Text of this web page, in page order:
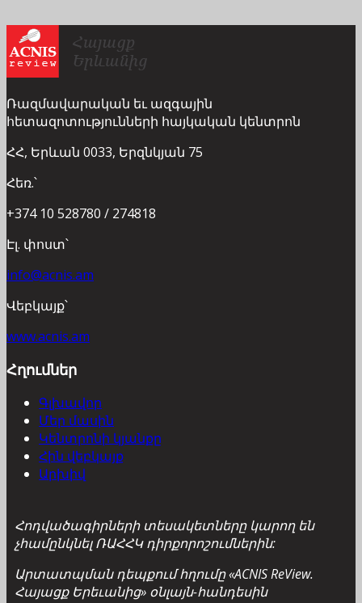
Ռազմավարական եւ ազգային
հետազոտությունների հայկական կենտրոն
ՀՀ, Երևան 0033, Երզնկյան 75
Հեռ.՝
+374 10 528780 / 274818
Էլ. փոստ՝
info@acnis.am
Վեբկայք՝
www.acnis.am
Հղումներ
Գլխավոր
Մեր մասին
Կենտրոնի կյանքը
Հին վեբկայք
Արխիվ
Հոդվածագիրների տեսակետները կարող են
չհամընկնել ՌԱՀՀԿ դիրքորոշումներին:
Արտատպման դեպքում հղումը «ACNIS ReView.
Հայացք Երեւանից» օնլայն-հանդեսին